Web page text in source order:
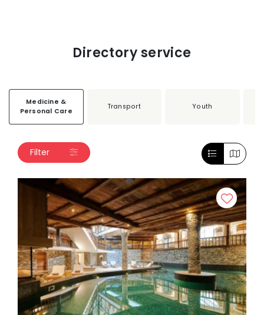
Directory service
Medicine &
Personal Care
Transport Youth
Filter